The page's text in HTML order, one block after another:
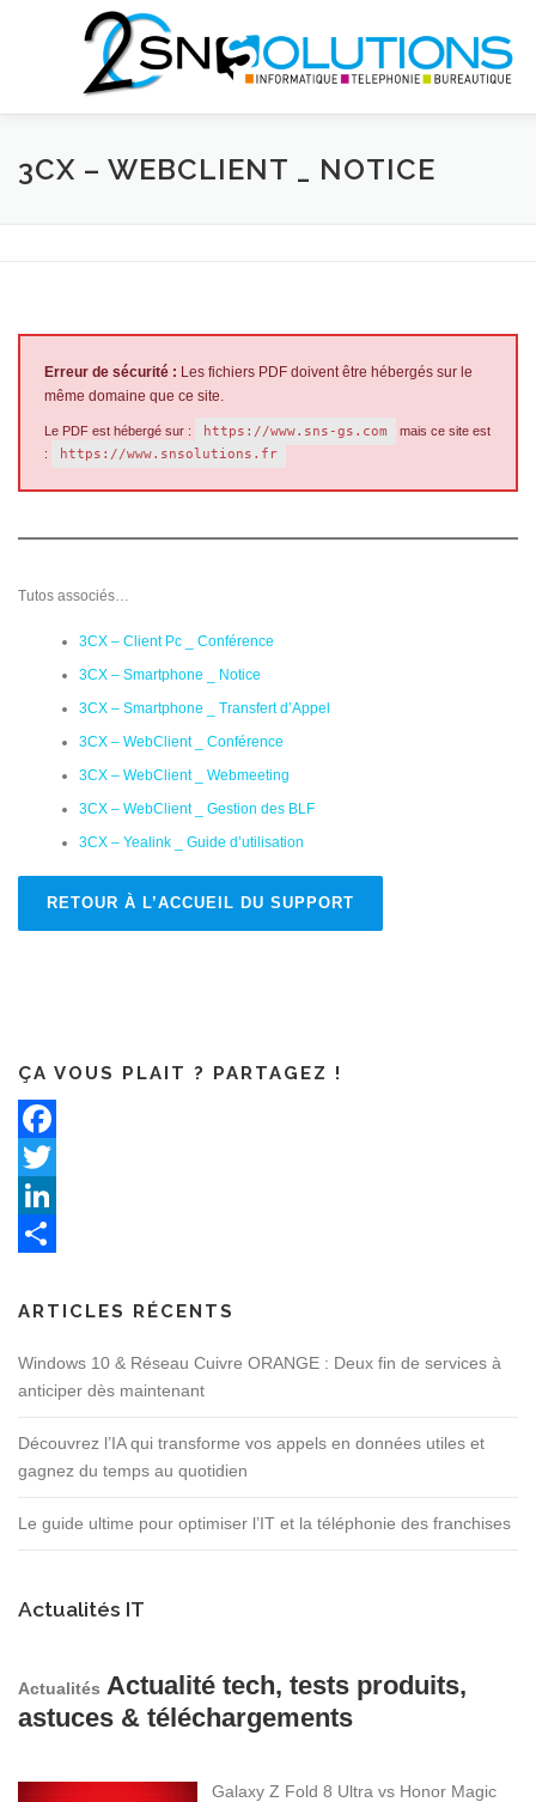
QUI SOMMES NOUS? INFORMATIQUE TÉLÉCOMS
3CX – WEBCLIENT _ NOTICE
Erreur de sécurité : Les fichiers PDF doivent être hébergés sur le
même domaine que ce site.
Le PDF est hébergé sur : https://www.sns-gs.com
mais ce site est
:
https://www.snsolutions.fr
Tutos associés…
3CX – Client Pc _ Conférence
3CX – Smartphone _ Notice
3CX – Smartphone _ Transfert d’Appel
3CX – WebClient _ Conférence
3CX – WebClient _ Webmeeting
3CX – WebClient _ Gestion des BLF
3CX – Yealink _ Guide d’utilisation
RETOUR À L’ACCUEIL DU SUPPORT
ÇA VOUS PLAIT ? PARTAGEZ !
Facebook
Twitter
LinkedIn
ARTICLES RÉCENTS
Windows 10 & Réseau Cuivre ORANGE : Deux fin de services à
anticiper dès maintenant
Découvrez l’IA qui transforme vos appels en données utiles et
gagnez du temps au quotidien
Le guide ultime pour optimiser l’IT et la téléphonie des franchises
Actualités IT
Actualités Actualité tech, tests produits,
astuces & téléchargements
Galaxy Z Fold 8 Ultra vs Honor Magic